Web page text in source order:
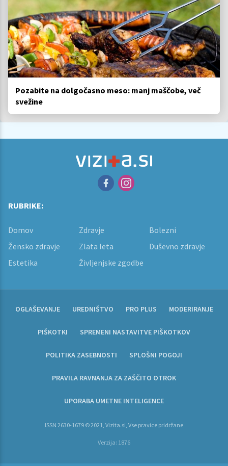
Pozabite na dolgočasno meso: manj maščobe, več
svežine
RUBRIKE:
Domov Zdravje
Bolezni
Žensko zdravje
Zlata leta
Duševno zdravje
Estetika
Življenjske zgodbe
OGLAŠEVANJE UREDNIŠTVO PRO PLUS MODERIRANJE
PIŠKOTKI SPREMENI NASTAVITVE PIŠKOTKOV
POLITIKA ZASEBNOSTI SPLOŠNI POGOJI
PRAVILA RAVNANJA ZA ZAŠČITO OTROK
UPORABA UMETNE INTELIGENCE
ISSN 2630-1679 © 2021, Vizita.si, Vse pravice pridržane
Verzija: 1876